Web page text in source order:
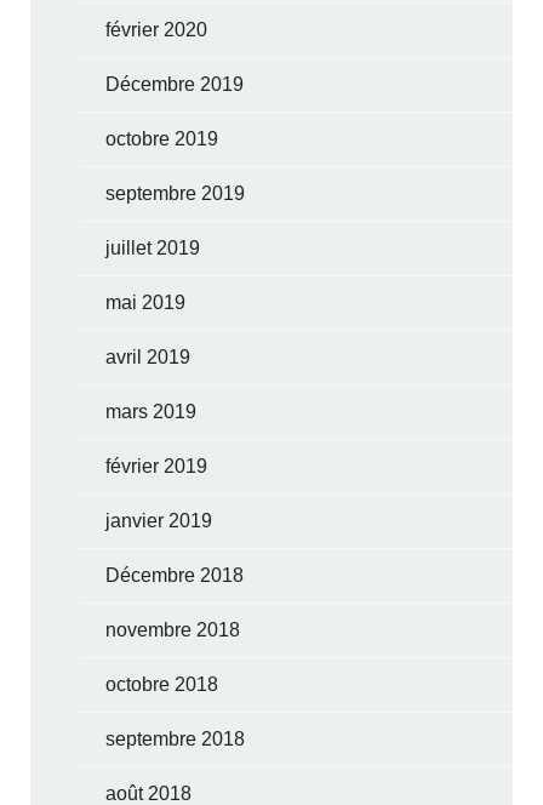
février 2020
Décembre 2019
octobre 2019
septembre 2019
juillet 2019
mai 2019
avril 2019
mars 2019
février 2019
janvier 2019
Décembre 2018
novembre 2018
octobre 2018
septembre 2018
août 2018